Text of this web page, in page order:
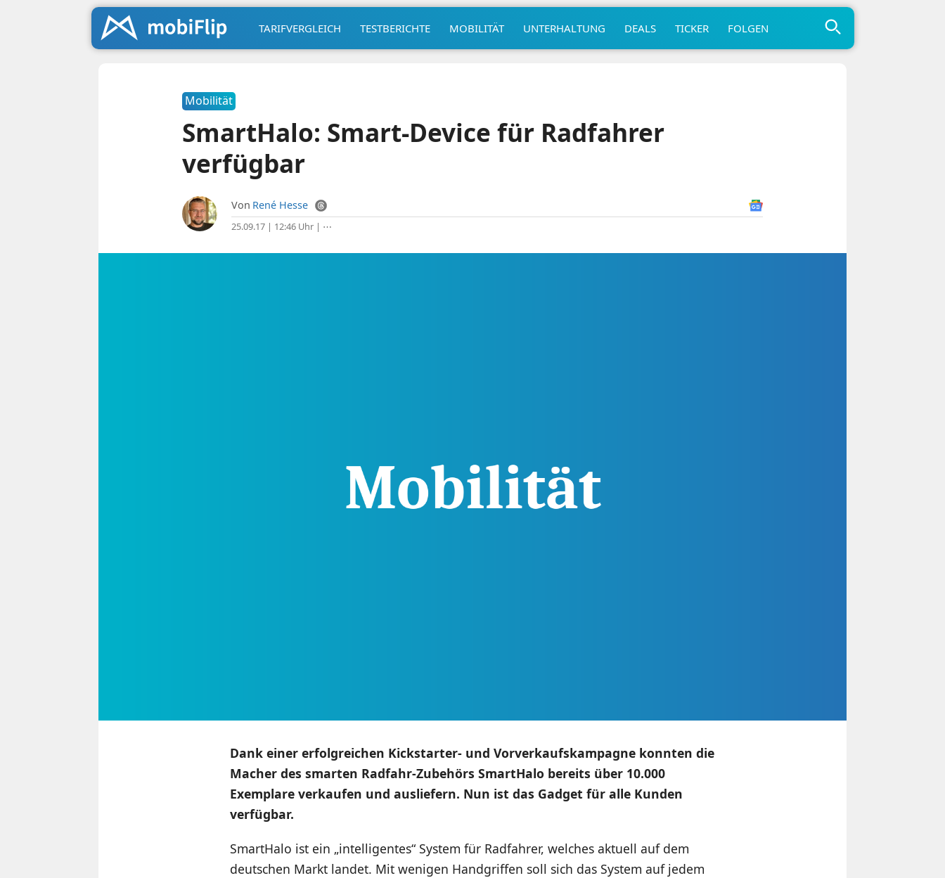
TARIFVERGLEICH TESTBERICHTE MOBILITÄT UNTERHALTUNG DEALS TICKER FOLGEN
Mobilität
SmartHalo: Smart-Device für Radfahrer
verfügbar
Von René Hesse
25.09.17 | 12:46 Uhr| ⋯
Dank einer erfolgreichen Kickstarter- und Vorverkaufskampagne konnten die
Macher des smarten Radfahr-Zubehörs SmartHalo bereits über 10.000
Exemplare verkaufen und ausliefern. Nun ist das Gadget für alle Kunden
verfügbar.
SmartHalo ist ein „intelligentes“ System für Radfahrer, welches aktuell auf dem
deutschen Markt landet. Mit wenigen Handgriffen soll sich das System auf jedem